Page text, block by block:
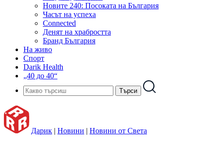
Новите 240: Посоката на България
Часът на успеха
Connected
Денят на храбростта
Бранд България
На живо
Спорт
Darik Health
„40 до 40“
Дарик | Новини | Новини от Света